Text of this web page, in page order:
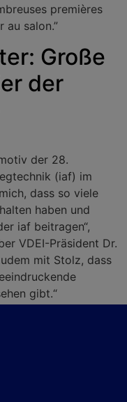
premières
au salon.”
Große
der
der 28.
(iaf) im
dass so viele
haben und
iaf beitragen“,
VDEI-Präsident Dr.
mit Stolz, dass
gibt.“